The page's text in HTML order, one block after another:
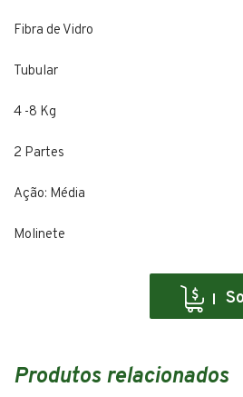
Fibra de Vidro
Tubular
4 -8 Kg
2 Partes
Ação: Média
Molinete
Produtos relacionados